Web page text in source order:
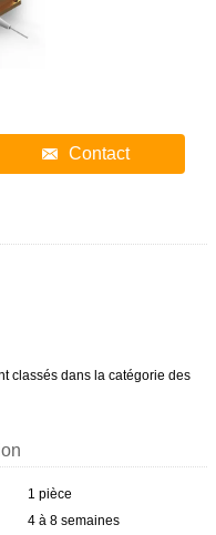
Contact
classés dans la catégorie des
1 pièce
4 à 8 semaines